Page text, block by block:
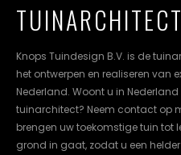
NL EN DE
Knops Tuindesign B.V. is de
het ontwerpen en realiseren van
Nederland. Woont u in
tuinarchitect? Neem contact op
brengen uw toekomstige tuin tot
grond in gaat, zodat u een
cookievoorkeuren
instellen.
COOKIE-
INSTELLINGEN
ALLES
AFWIJZEN